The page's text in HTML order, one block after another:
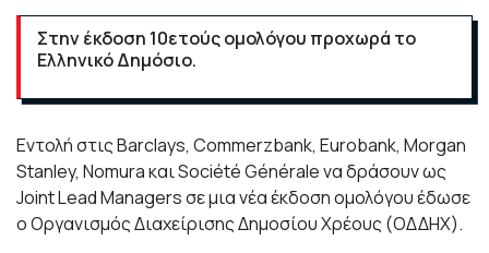
Στην έκδοση 10ετούς ομολόγου προχωρά το
Ελληνικό Δημόσιο.
Εντολή στις Barclays, Commerzbank, Eurobank, Morgan
Stanley, Nomura και Société Générale να δράσουν ως
Joint Lead Managers σε μια νέα έκδοση ομολόγου έδωσε
ο Οργανισμός Διαχείρισης Δημοσίου Χρέους (ΟΔΔΗΧ).